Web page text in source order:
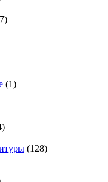
(1)
(128)